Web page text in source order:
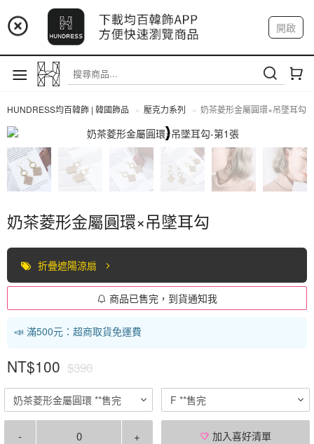
📢 市集預告：9/4-9/6 淡水捷運站
📢 市集預告：9/12-9/13 八里海巡基地
📢 市集預告：8/22-8/23 桃園青埔置地廣場
開啟
註冊 我的帳戶
HUNDRESS均百韓飾 | 韓國飾品 壓克力系列 奶茶菱形金屬圓環×吊墜耳勾
全部商品
奶茶菱形金屬圓環×吊墜耳勾
折疊遮陽涼扇
商品已售完，到貨通知我
📣 滿500元：超商取貨免運費
NT$100 $390
奶茶菱形金屬圓環 **售完 F **售完
- + 加入喜好清單